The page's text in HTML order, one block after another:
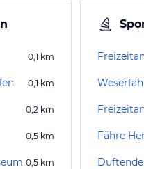
0,1 km
0,1 km
0,2 km
0,5 km
0,5 km
Fähre